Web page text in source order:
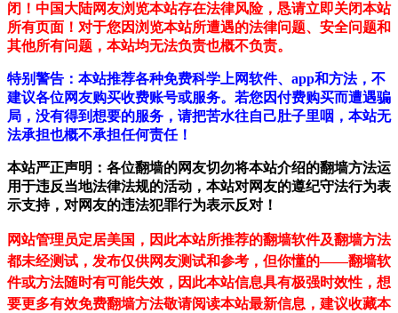
闭！中国大陆网友浏览本站存在法律风险，恳请立即关闭本站
所有页面！对于您因浏览本站所遭遇的法律问题、安全问题和
其他所有问题，本站均无法负责也概不负责。
特别警告：本站推荐各种免费科学上网软件、app和方法，不
建议各位网友购买收费账号或服务。若您因付费购买而遭遇骗
局，没有得到想要的服务，请把苦水往自己肚子里咽，本站无
法承担也概不承担任何责任！
本站严正声明：各位翻墙的网友切勿将本站介绍的翻墙方法运
用于违反当地法律法规的活动，本站对网友的遵纪守法行为表
示支持，对网友的违法犯罪行为表示反对！
网站管理员定居美国，因此本站所推荐的翻墙软件及翻墙方法
都未经测试，发布仅供网友测试和参考，但你懂的——翻墙软
件或方法随时有可能失效，因此本站信息具有极强时效性，想
要更多有效免费翻墙方法敬请阅读本站最新信息，建议收藏本